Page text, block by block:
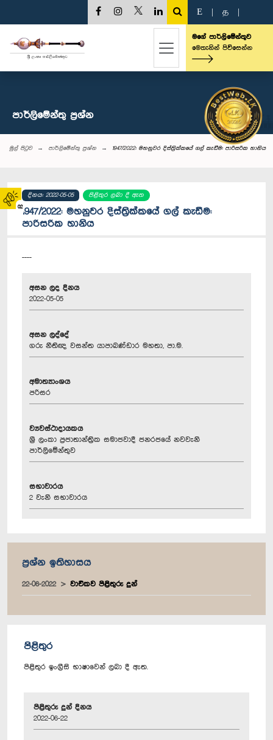
02
E த
මගේ පාර්ලිමේන්තුව
මෙතැනින් පිවිසෙන්න
පාර්ලි‌මේන්තු‌ ප්‍රශ්න
මුල් පිටුව පාර්ලි‌මේන්තු‌ ප්‍රශ්න 1947/2022: මහනුවර දිස්ත්‍රික්කයේ ගල් කැඩීම: පාරිසරික හානිය
දිනය: 2022-05-05 පිළිතුර ලබා දී ඇත
1947/2022: මහනුවර දිස්ත්‍රික්කයේ ගල් කැඩීම:
පාරිසරික හානිය
----
අසන ලද දිනය
2022-05-05
අසන ලද්දේ
ගරු නීතිඥ වසන්ත යාපාබණ්ඩාර මහතා, පා.ම.
අමාත්‍යාංශය
පරිසර
ව්‍යවස්ථාදායකය
ශ්‍රී ලංකා ප්‍රජාතාන්ත්‍රික සමාජවාදී ජනරජයේ නවවැනි
පාර්ලිමේන්තුව
සභාවාරය
2 වැනි සභාවාරය
ප්‍රශ්න ඉතිහාසය
22-06-2022 වාචිකව පිළිතුරු දුන්
පිළිතුර
පිළිතුර ඉංග්‍රීසි භාෂාවෙන් ලබා දී ඇත.
පිළිතුරු දුන් දිනය
2022-06-22